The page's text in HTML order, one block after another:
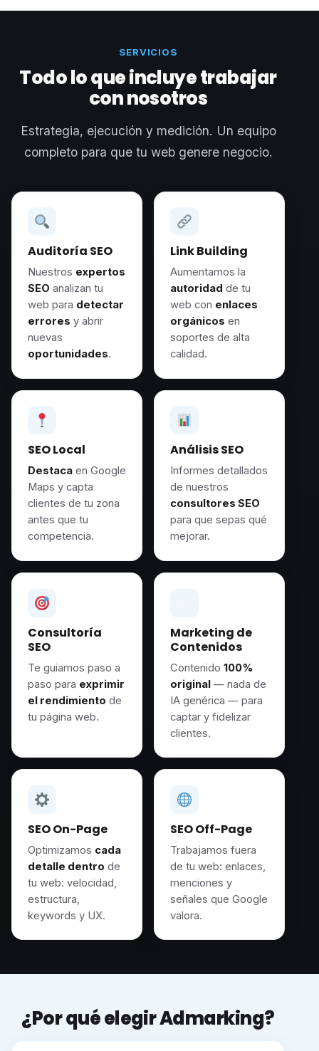
SERVICIOS
Todo lo que incluye trabajar
con nosotros
Estrategia, ejecución y medición. Un equipo
completo para que tu web genere negocio.
Auditoría SEO
Nuestros expertos
SEO analizan tu
web para detectar
errores y abrir
nuevas
oportunidades.
Link Building
Aumentamos la
autoridad de tu
web con enlaces
orgánicos en
soportes de alta
calidad.
SEO Local
Destacaen Google
Maps y capta
clientes de tu zona
antes que tu
competencia.
Análisis SEO
Informes detallados
de nuestros
consultores SEO
para que sepas qué
mejorar.
Consultoría
SEO
Te guiamos paso a
paso para exprimir
el rendimiento de
tu página web.
Marketing de
Contenidos
Contenido 100%
original— nada de
IA genérica — para
captar y fidelizar
clientes.
SEO On-Page
Optimizamos cada
detalle dentro de
tu web: velocidad,
estructura,
keywords y UX.
SEO Off-Page
Trabajamos fuera
de tu web: enlaces,
menciones y
señales que Google
valora.
¿Por qué elegir Admarking?